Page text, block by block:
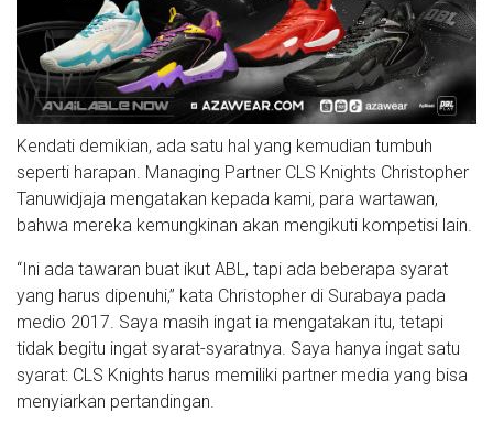
Kendati demikian, ada satu hal yang kemudian tumbuh
seperti harapan. Managing Partner CLS Knights Christopher
Tanuwidjaja mengatakan kepada kami, para wartawan,
bahwa mereka kemungkinan akan mengikuti kompetisi lain.
“Ini ada tawaran buat ikut ABL, tapi ada beberapa syarat
yang harus dipenuhi,” kata Christopher di Surabaya pada
medio 2017. Saya masih ingat ia mengatakan itu, tetapi
tidak begitu ingat syarat-syaratnya. Saya hanya ingat satu
syarat: CLS Knights harus memiliki partner media yang bisa
menyiarkan pertandingan.